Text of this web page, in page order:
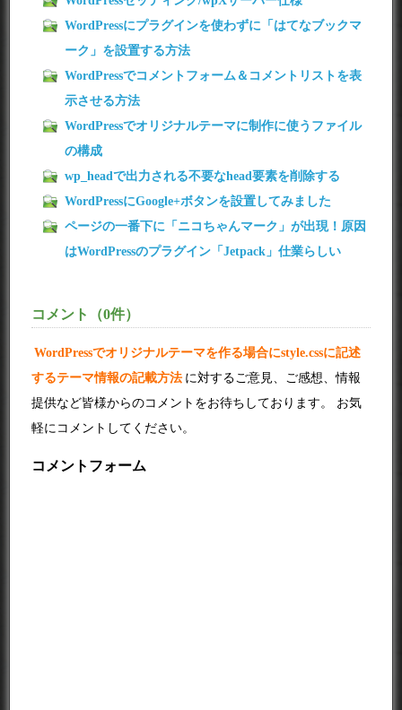
WordPressにプラグインを使わずに「はてなブックマ
ーク」を設置する方法
WordPressでコメントフォーム＆コメントリストを表
示させる方法
WordPressでオリジナルテーマに制作に使うファイル
の構成
wp_headで出力される不要なhead要素を削除する
WordPressにGoogle+ボタンを設置してみました
ページの一番下に「ニコちゃんマーク」が出現！原因
はWordPressのプラグイン「Jetpack」仕業らしい
コメント（0件）
WordPressでオリジナルテーマを作る場合にstyle.cssに記述
するテーマ情報の記載方法 に対するご意見、ご感想、情報
提供など皆様からのコメントをお待ちしております。 お気
軽にコメントしてください。
コメントフォーム